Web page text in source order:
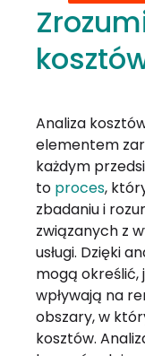
Analiza
elementem
każdym
to proces,
zbadaniu i
związanych z
usługi. Dzięki
mogą określić,
wpływają na
obszary, w
kosztów.